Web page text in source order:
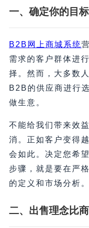
一、确定你的目
B2B网上商城系统
需求的客户群体进
择。然而，大多数
B2B的供应商进行
做生意。
不能给我们带来效
消。正如客户变得
会如此。决定您希
步骤，就是要在严
的定义和市场分析。
二、 出售理念比